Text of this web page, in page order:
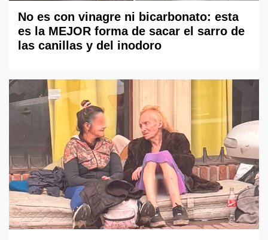
No es con vinagre ni bicarbonato: esta
es la MEJOR forma de sacar el sarro de
las canillas y del inodoro